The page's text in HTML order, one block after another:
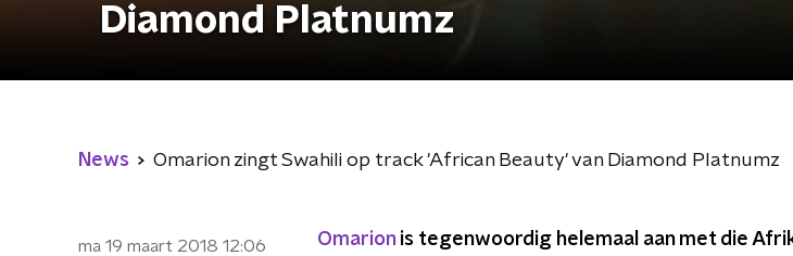
Diamond Platnumz
News Omarion zingt Swahili op track 'African Beauty' van Diamond Platnumz
ma 19 maart 2018 12:06 Omarion is tegenwoordig helemaal aan met die